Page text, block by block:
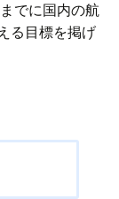
でに国内の航
る目標を掲げ